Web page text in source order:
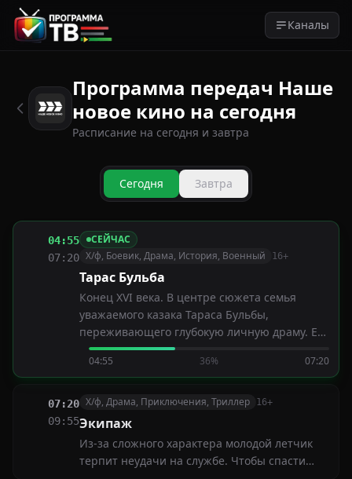
Каналы
Программа передач Наше
новое кино на сегодня
Расписание на сегодня и завтра
Сегодня Завтра
04:55
07:20
СЕЙЧАС
Х/ф, Боевик, Драма, История, Военный
16+
Тарас Бульба
Конец XVI века. В центре сюжета семья
уважаемого казака Тараса Бульбы,
переживающего глубокую личную драму. Его
сын полюбил принцессу и хочет сбежать.
Раздираемый чувством и долгом Тарас
волю...
04:55 36% 07:20
07:20
09:55
Х/ф, Драма, Приключения, Триллер 16+
Экипаж
Из-за сложного характера молодой летчик
терпит неудачи на службе. Чтобы спасти